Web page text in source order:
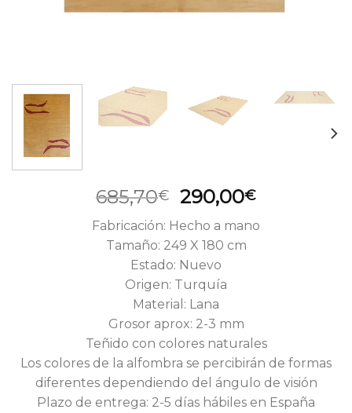
685,70€
El
precio
original
era:
685,70€.
290,00€El
actual
Fabricación: Hecho a mano
Tamaño: 249 X 180 cm
Estado: Nuevo
Origen: Turquía
Material: Lana
Grosor aprox: 2-3 mm
Teñido con colores naturales
Los colores de la alfombra se percibirán de formas
diferentes dependiendo del ángulo de visión
Plazo de entrega: 2-5 días hábiles en España